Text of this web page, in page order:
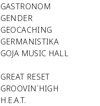
GASTRONOM
GENDER
GEOCACHING
GERMANISTIKA
GOJA MUSIC HALL
GREAT RESET
GROOVIN´HIGH
H.E.A.T.